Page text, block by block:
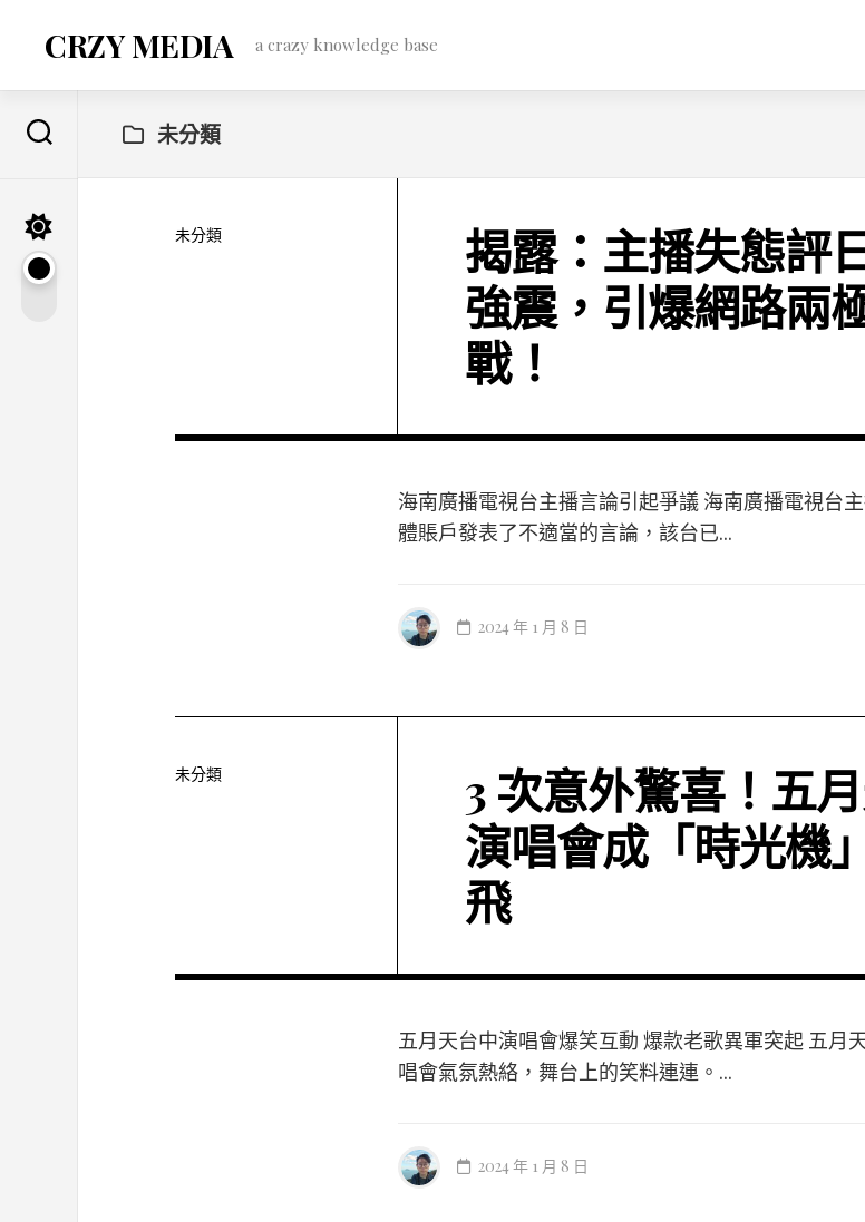
contentCRZY MEDIA a crazy knowledge base
未分類
未分類
揭露：主播失態評
強震，引爆網路兩
戰！
海南廣播電視台主播言論引起爭議 海南廣播電視台
體賬戶發表了不適當的言論，該台已...
2024 年 1 月 8 日
未分類
3 次意外驚喜！五
演唱會成「時光機
飛
五月天台中演唱會爆笑互動 爆款老歌異軍突起 五月
唱會氣氛熱絡，舞台上的笑料連連。...
2024 年 1 月 8 日